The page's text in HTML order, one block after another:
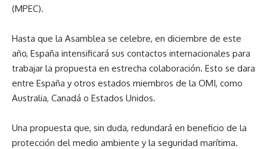
(MPEC).
Hasta que la Asamblea se celebre, en diciembre de este
año, España intensificará sus contactos internacionales para
trabajar la propuesta en estrecha colaboración. Esto se dara
entre España y otros estados miembros de la OMI, como
Australia, Canadá o Estados Unidos.
Una propuesta que, sin duda, redundará en beneficio de la
protección del medio ambiente y la seguridad marítima.